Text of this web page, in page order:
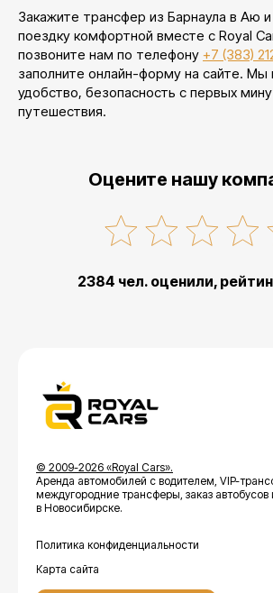
Закажите трансфер из Барнаула в Аю
поездку комфортной вместе с Royal
позвоните нам по телефону +7 (383)
заполните онлайн-форму на сайте. Мы
удобство, безопасность с первых
путешествия.
Оцените нашу
2384 чел. оценили,
© 2009-2026 «Royal Cars».
Аренда автомобилей с водителем, VIP-
междугородние трансферы, заказ автобусов
в Новосибирске.
Политика конфиденциальности
Карта сайта